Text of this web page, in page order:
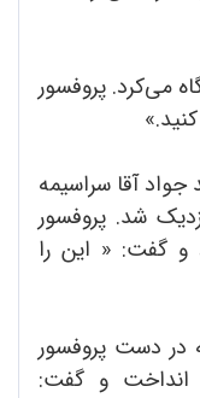
می‌کرد. پروفسور
آقا سراسیمه
شد. پروفسور
گفت: « این را
در دست پروفسور
انداخت و گفت: